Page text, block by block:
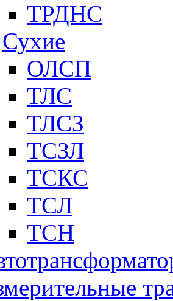
ТРДНС
Сухие
ОЛСП
ТЛС
ТЛСЗ
ТСЗЛ
ТСКС
ТСЛ
ТСН